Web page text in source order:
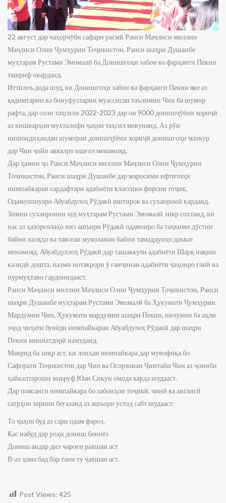
22 август дар чаҳорчӯби сафари расмӣ Раиси Маҷлиси миллии
Маҷлиси Олии Ҷумҳурии Тоҷикистон, Раиси шаҳри Душанбе
муҳтарам Рустами Эмомалӣ ба Донишгоҳи забон ва фарҳанги Пекин
ташриф оварданд.
Иттилоъ дода шуд, ки Донишгоҳи забон ва фарҳанги Пекин яке аз
қадимтарин ва бонуфузтарин муассисаи таълимии Чин ба шумор
рафта, дар соли таҳсили 2022-2023 дар он 9000 донишҷӯёни хориҷӣ
аз кишварҳои мухталифи ҷаҳон таҳсил мекунанд. Аз рӯи
нишондиҳандаи шумораи донишҷӯёни хориҷӣ донишгоҳи мазкур
дар Чин ҷойи аввалро ишғол менамояд.
Дар ҳамин ҷо Раиси Маҷлиси миллии Маҷлиси Олии Ҷумҳурии
Тоҷикистон, Раиси шаҳри Душанбе дар маросими ифтитоҳи
нимпайкараи сардафтари адабиёти классики форсии тоҷик,
Одамушшуаро Абуабдулоҳ Рӯдакӣ иштирок ва суханронӣ карданд.
Зимни суханронии худ муҳтарам Рустами Эмомалӣ зикр сохтанд, ки
пас аз ҳазорсолаҳо низ ашъори Рӯдакӣ одамонро ба таҳкими дӯстии
байни халқҳо ва тавсеаи муколамаи байни тамаддунҳо даъват
менамояд. Абуабдуллоҳ Рӯдакӣ дар ташаккули адабиёти Шарқ нақши
калидӣ дошта, назми нотакрори ӯ ганҷинаи адабиёти ҷаҳонро ғанӣ ва
пурмуҳтаво гардонидааст.
Раиси Маҷлиси миллии Маҷлиси Олии Ҷумҳурии Тоҷикистон, Раиси
шаҳри Душанбе муҳтарам Рустами Эмомалӣ ба Ҳукумати Ҷумҳурии
Мардумии Чин, Ҳукумати мардумии шаҳри Пекин, инчунин ба аҳли
эҷод ҷиҳати бунёди нимпайкараи Абуабдулоҳ Рӯдакӣ дар шаҳри
Пекин миннатдорӣ намуданд.
Маврид ба зикр аст, ки лоиҳаи нимпайкара дар мувофиқа бо
Сафорати Тоҷикистон дар Чин ва Осорхонаи Ҷинтайи Чин аз ҷониби
ҳайкалтароши маъруф Юан Сикун омода карда шудааст.
Дар поясанги нимпайкара бо забонҳои тоҷикӣ, чинӣ ва англисӣ
сатрҳои зерини бегазанд аз ашъори устод сабт шудааст:
То ҷаҳон буд аз сари одам фароз,
Кас набуд дар роҳи дониш бениёз
Дониш андар дил чароғи равшан аст
В-аз ҳама бад бар тани ту ҷавшан аст.
Post Views: 425